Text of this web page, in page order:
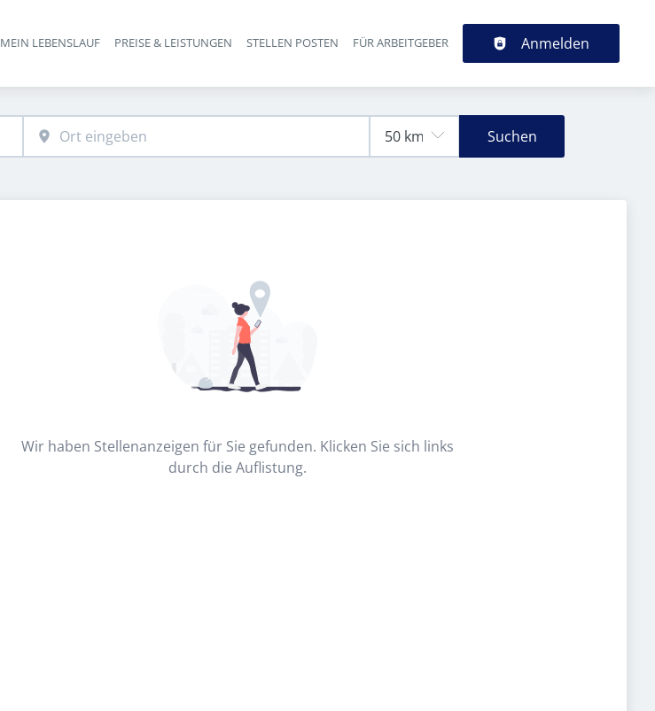
Haupt-Navigation
MEIN LEBENSLAUF PREISE & LEISTUNGEN STELLEN POSTEN FÜR ARBEITGEBER Anmelden
Suchen
Wir haben Stellenanzeigen für Sie gefunden. Klicken Sie sich links
durch die Auflistung.